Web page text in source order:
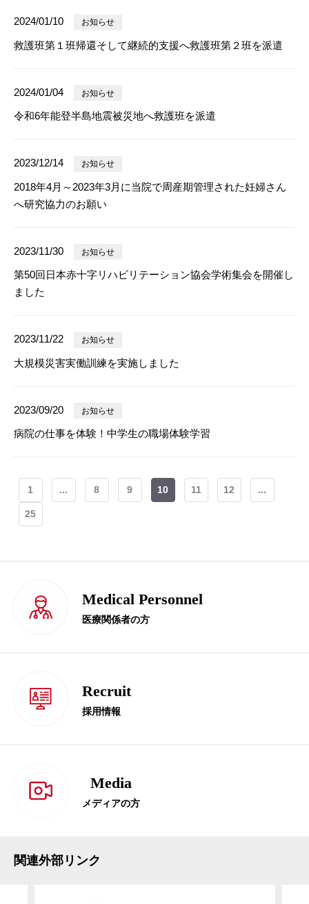
2024/01/10 お知らせ
救護班第１班帰還そして継続的支援へ救護班第２班を派遣
2024/01/04 お知らせ
令和6年能登半島地震被災地へ救護班を派遣
2023/12/14 お知らせ
2018年4月～2023年3月に当院で周産期管理された妊婦さん
へ研究協力のお願い
2023/11/30 お知らせ
第50回日本赤十字リハビリテーション協会学術集会を開催し
ました
2023/11/22 お知らせ
大規模災害実働訓練を実施しました
2023/09/20 お知らせ
病院の仕事を体験！中学生の職場体験学習
1 ... 8 9 10 11 12 ...
25
Medical Personnel
医療関係者の方
Recruit
採用情報
Media
メディアの方
関連外部リンク